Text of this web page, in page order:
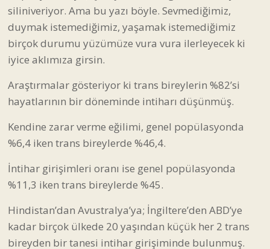
siliniveriyor. Ama bu yazı böyle. Sevmediğimiz,
duymak istemediğimiz, yaşamak istemediğimiz
birçok durumu yüzümüze vura vura ilerleyecek ki
iyice aklımıza girsin.
Araştırmalar gösteriyor ki trans bireylerin %82’si
hayatlarının bir döneminde intiharı düşünmüş.
Kendine zarar verme eğilimi, genel popülasyonda
%6,4 iken trans bireylerde %46,4.
İntihar girişimleri oranı ise genel popülasyonda
%11,3 iken trans bireylerde %45.
Hindistan’dan Avustralya’ya; İngiltere’den ABD’ye
kadar birçok ülkede 20 yaşından küçük her 2 trans
bireyden bir tanesi intihar girişiminde bulunmuş.